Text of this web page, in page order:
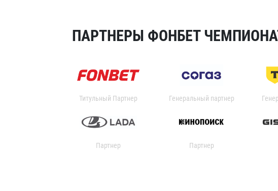
ПАРТНЕРЫ ФОНБЕТ
Титульный Партнер Генеральный партнер
Партнер Партнер